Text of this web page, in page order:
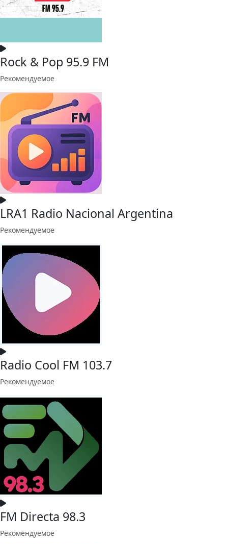
Rock & Pop 95.9 FM
Рекомендуемое
LRA1 Radio Nacional Argentina
Рекомендуемое
Radio Cool FM 103.7
Рекомендуемое
FM Directa 98.3
Рекомендуемое